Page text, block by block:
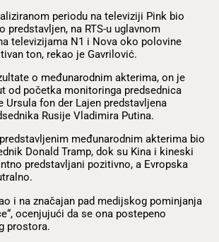
periodu na televiziji Pink bio
predstavljen, na RTS-u uglavnom
televizijama N1 i Nova oko polovine
ton, rekao je Gavrilović.
o međunarodnim akterima, on je
od početka monitoringa predsednica
Ursula fon der Lajen predstavljena
Rusije Vladimira Putina.
međunarodnim akterima bio
Donald Tramp, dok su Kina i kineski
predstavljani pozitivno, a Evropska
i na značajan pad medijskog pominjanja
ocenjujući da se ona postepeno
prostora.